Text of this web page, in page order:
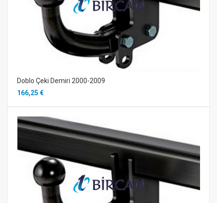
Doblo Çeki Demiri 2000-2009
166,25 €